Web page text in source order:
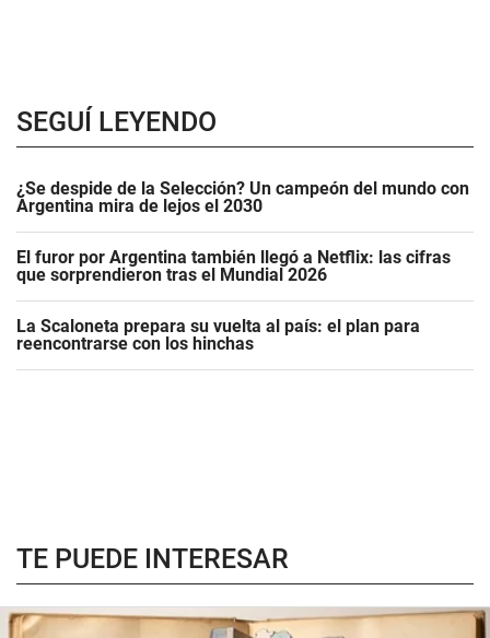
SEGUÍ LEYENDO
¿Se despide de la Selección? Un campeón del mundo con
Argentina mira de lejos el 2030
El furor por Argentina también llegó a Netflix: las cifras
que sorprendieron tras el Mundial 2026
La Scaloneta prepara su vuelta al país: el plan para
reencontrarse con los hinchas
TE PUEDE INTERESAR